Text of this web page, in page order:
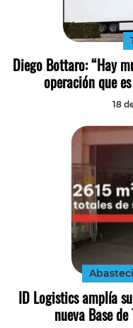
Diego Bottaro: “Hay
operación que
18
ID Logistics amplía
nueva Base